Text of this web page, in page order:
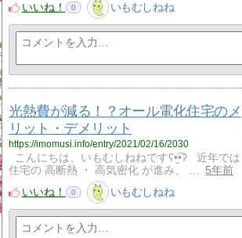
いいね！
0 いもむしねね
光熱費が減る！？オール電化住宅のメ
リット・デメリット
https://imomusi.info/entry/2021/02/16/2030
こんにちは、いもむしねねですʕ•̫͡•ʔ 近年では
住宅の 高断熱 ・ 高気密化 が進み、 …
5年前
いいね！
0 いもむしねね